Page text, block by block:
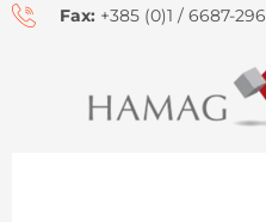
Fax: +385 (0)1 / 6687-296